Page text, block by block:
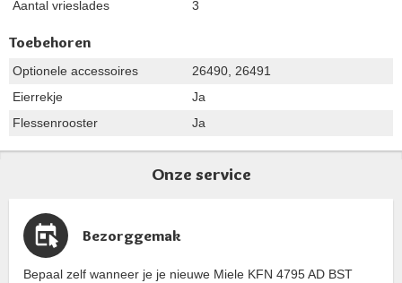
Aantal vrieslades 3
Toebehoren
Optionele accessoires
26490, 26491
Eierrekje
Ja
Flessenrooster
Ja
Onze service
Bezorggemak
Bepaal zelf wanneer je je nieuwe Miele KFN 4795 AD BST